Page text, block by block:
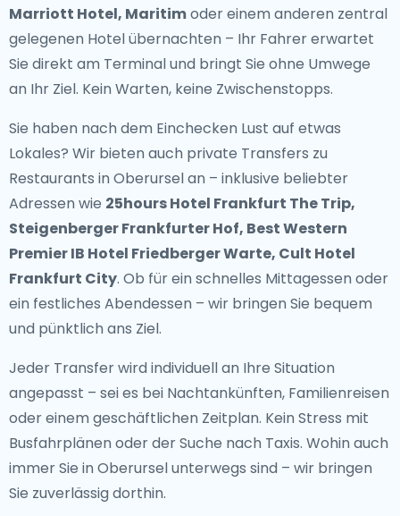
Marriott Hotel, Maritimoder einem anderen zentral
gelegenen Hotel übernachten – Ihr Fahrer erwartet
Sie direkt am Terminal und bringt Sie ohne Umwege
an Ihr Ziel. Kein Warten, keine Zwischenstopps.
Sie haben nach dem Einchecken Lust auf etwas
Lokales? Wir bieten auch private Transfers zu
Restaurants in Oberurselan – inklusive beliebter
Adressen wie 25hours Hotel Frankfurt The Trip,
Steigenberger Frankfurter Hof, Best Western
Premier IB Hotel Friedberger Warte, Cult Hotel
Frankfurt City. Ob für ein schnelles Mittagessen oder
ein festliches Abendessen – wir bringen Sie bequem
und pünktlich ans Ziel.
Jeder Transfer wird individuell an Ihre Situation
angepasst – sei es bei Nachtankünften, Familienreisen
oder einem geschäftlichen Zeitplan. Kein Stress mit
Busfahrplänen oder der Suche nach Taxis. Wohin auch
immer Sie in Oberursel unterwegs sind – wir bringen
Sie zuverlässig dorthin.